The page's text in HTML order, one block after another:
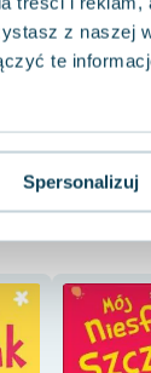
z naszej
te
Spersonalizuj
Do